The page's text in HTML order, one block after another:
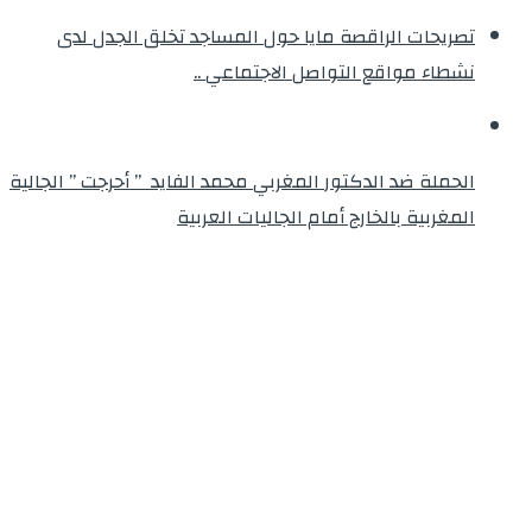
تصريحات الراقصة مايا حول المساجد تخلق الجدل لدى
نشطاء مواقع التواصل الاجتماعي ..
الحملة ضد الدكتور المغربي محمد الفايد ” أحرجت ” الجالية
المغربية بالخارج أمام الجاليات العربية